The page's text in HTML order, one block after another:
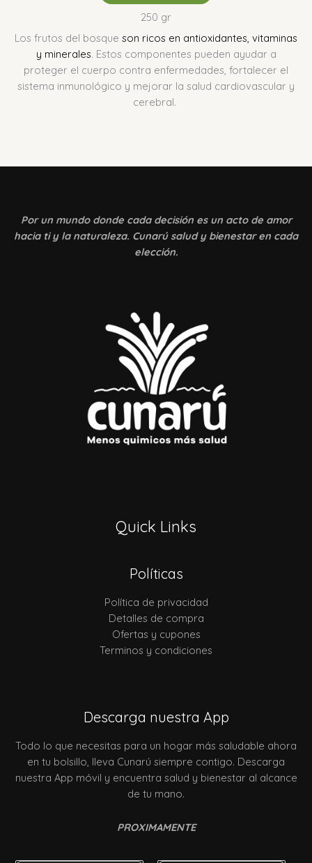
250 gr
Los frutos del bosque son ricos en antioxidantes, vitaminas
y minerales. Estos componentes pueden ayudar a
proteger el cuerpo contra enfermedades, fortalecer el
sistema inmunológico y mejorar la salud cardiovascular y
cerebral.
Por un mundo donde cada decisión es un acto de amor
hacia ti y la naturaleza. Cunarú salud y bienestar en cada
elección.
Quick Links
Políticas
Política de privacidad
Detalles de compra
Ofertas y cupones
Terminos y condiciones
Descarga nuestra App
Todo lo que necesitas para un hogar más saludable ahora
en tu bolsillo, lleva Cunarú siempre contigo. Descarga
nuestra App móvil y encuentra salud y bienestar al alcance
de tu mano.
PROXIMAMENTE